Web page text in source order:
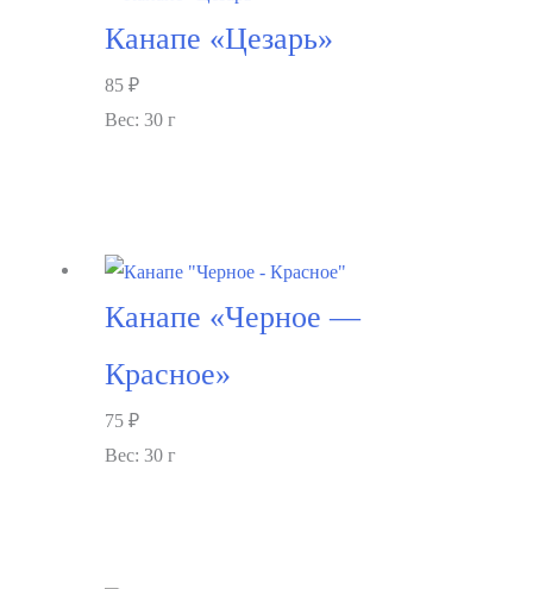
Канапе «Цезарь»
85 ₽
Вес: 30 г
Канапе «Черное —
Красное»
75 ₽
Вес: 30 г